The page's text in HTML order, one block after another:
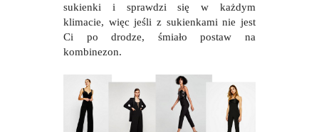
sukienki i sprawdzi się w każdym
klimacie, więc jeśli z sukienkami nie jest
Ci po drodze, śmiało postaw na
kombinezon.